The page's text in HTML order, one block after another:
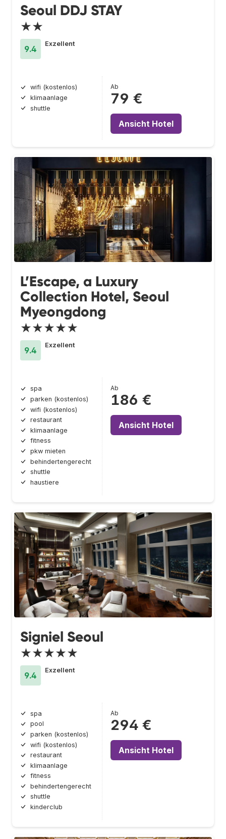
Seoul DDJ STAY
★★
9.4
Exzellent
wifi (kostenlos)
klimaanlage
shuttle
Ab
79 €
Ansicht Hotel
L’Escape, a Luxury
Collection Hotel, Seoul
Myeongdong
★★★★★
9.4
Exzellent
spa
parken (kostenlos)
wifi (kostenlos)
restaurant
klimaanlage
fitness
pkw mieten
behindertengerecht
shuttle
haustiere
Ab
186 €
Ansicht Hotel
Signiel Seoul
★★★★★
9.4
Exzellent
spa
pool
parken (kostenlos)
wifi (kostenlos)
restaurant
klimaanlage
fitness
behindertengerecht
shuttle
kinderclub
Ab
294 €
Ansicht Hotel